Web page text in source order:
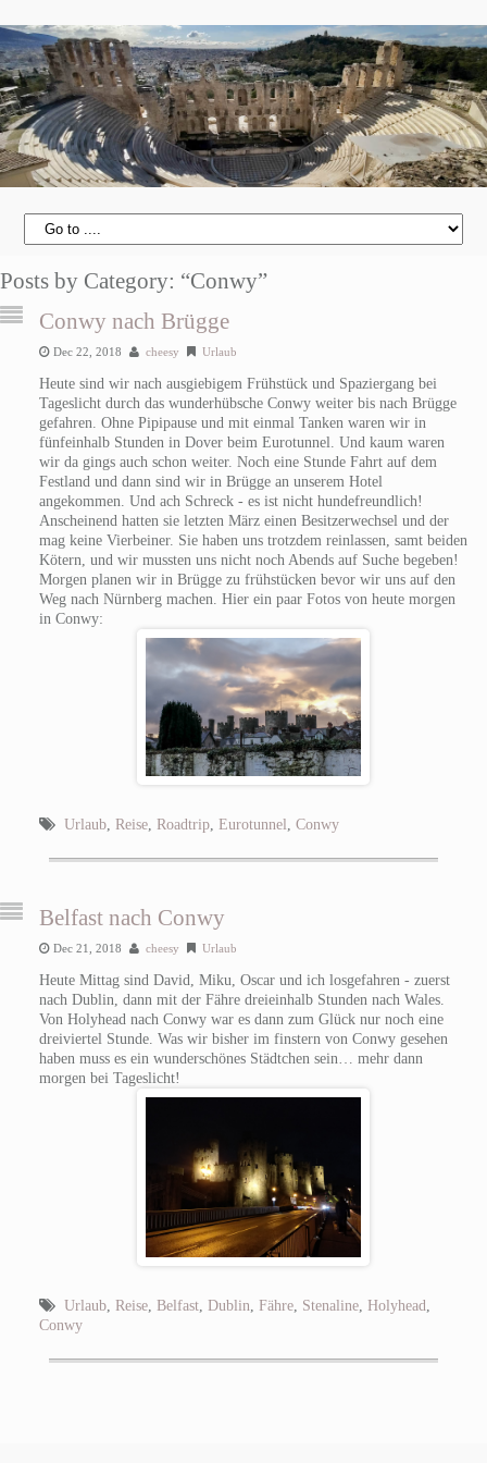
Posts by Category: “Conwy”
Conwy nach Brügge
Dec 22, 2018 cheesy Urlaub
Heute sind wir nach ausgiebigem Frühstück und Spaziergang bei
Tageslicht durch das wunderhübsche Conwy weiter bis nach Brügge
gefahren. Ohne Pipipause und mit einmal Tanken waren wir in
fünfeinhalb Stunden in Dover beim Eurotunnel. Und kaum waren
wir da gings auch schon weiter. Noch eine Stunde Fahrt auf dem
Festland und dann sind wir in Brügge an unserem Hotel
angekommen. Und ach Schreck - es ist nicht hundefreundlich!
Anscheinend hatten sie letzten März einen Besitzerwechsel und der
mag keine Vierbeiner. Sie haben uns trotzdem reinlassen, samt beiden
Kötern, und wir mussten uns nicht noch Abends auf Suche begeben!
Morgen planen wir in Brügge zu frühstücken bevor wir uns auf den
Weg nach Nürnberg machen. Hier ein paar Fotos von heute morgen
in Conwy:
Urlaub, Reise, Roadtrip, Eurotunnel, Conwy
Belfast nach Conwy
Dec 21, 2018 cheesy Urlaub
Heute Mittag sind David, Miku, Oscar und ich losgefahren - zuerst
nach Dublin, dann mit der Fähre dreieinhalb Stunden nach Wales.
Von Holyhead nach Conwy war es dann zum Glück nur noch eine
dreiviertel Stunde. Was wir bisher im finstern von Conwy gesehen
haben muss es ein wunderschönes Städtchen sein… mehr dann
morgen bei Tageslicht!
Urlaub, Reise, Belfast, Dublin, Fähre, Stenaline, Holyhead,
Conwy